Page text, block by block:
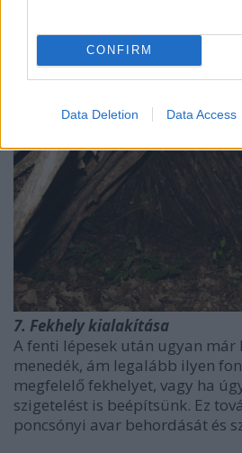
CONFIRM
Data Deletion Data Access
marék avardarabot.
7. Fekhely kialakítása
A fenti lépesek után ugyan már
menedék, ám legalább ilyen
megfelelő fekhelyet, vagy ha
szigetelést is beépítsünk. Ez
poncsónyi avar behordását és